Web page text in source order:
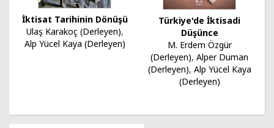
İktisat Tarihinin Dönüşü
Ulaş Karakoç (Derleyen),
Alp Yücel Kaya (Derleyen)
Türkiye'de İktisadi
Düşünce
M. Erdem Özgür
(Derleyen), Alper Duman
(Derleyen), Alp Yücel Kaya
(Derleyen)